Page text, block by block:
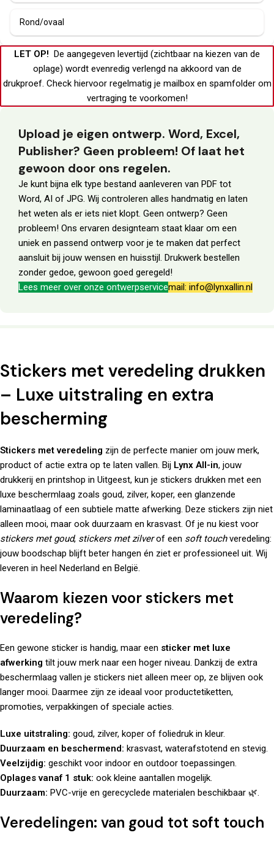
Rond/ovaal
LET OP! De aangegeven levertijd (zichtbaar na kiezen van de
oplage) wordt evenredig verlengd na akkoord van de
drukproef. Check hiervoor regelmatig je mailboxen spamfolderom
vertraging te voorkomen!
Upload je eigen ontwerp. Word, Excel,
Publisher? Geen probleem! Of laat het
gewoon door ons regelen.
Je kunt bijna elk type bestand aanleveren van PDF tot
Word, AI of JPG. Wij controleren alles handmatig en laten
het weten als er iets niet klopt. Geen ontwerp? Geen
probleem! Ons ervaren designteam staat klaar om een
uniek en passend ontwerp voor je te maken dat perfect
aansluit bij jouw wensen en huisstijl. Drukwerk bestellen
zonder gedoe, gewoon goed geregeld!
Lees meer over onze ontwerpservicemail: info@lynxallin.nl
Stickers met veredeling drukken
– Luxe uitstraling en extra
bescherming
Stickers met veredeling zijn de perfecte manier om jouw merk,
product of actie extra op te laten vallen. Bij Lynx All-in, jouw
drukkerij en printshop in Uitgeest, kun je stickers drukken met een
luxe beschermlaag zoals goud, zilver, koper, een glanzende
laminaatlaag of een subtiele matte afwerking. Deze stickers zijn niet
alleen mooi, maar ook duurzaam en krasvast. Of je nu kiest voor
stickers met goud, stickers met zilverof een soft touchveredeling:
jouw boodschap blijft beter hangen én ziet er professioneel uit. Wij
leveren in heel Nederland en België.
Waarom kiezen voor stickers met
veredeling?
Een gewone sticker is handig, maar een sticker met luxe
afwerking tilt jouw merk naar een hoger niveau. Dankzij de extra
beschermlaag vallen je stickers niet alleen meer op, ze blijven ook
langer mooi. Daarmee zijn ze ideaal voor productetiketten,
promoties, verpakkingen of speciale acties.
Luxe uitstraling: goud, zilver, koper of foliedruk in kleur.
Duurzaam en beschermend: krasvast, waterafstotend en stevig.
Veelzijdig: geschikt voor indoor en outdoor toepassingen.
Oplages vanaf 1 stuk: ook kleine aantallen mogelijk.
Duurzaam: PVC-vrije en gerecyclede materialen beschikbaar 🌿.
Veredelingen: van goud tot soft touch